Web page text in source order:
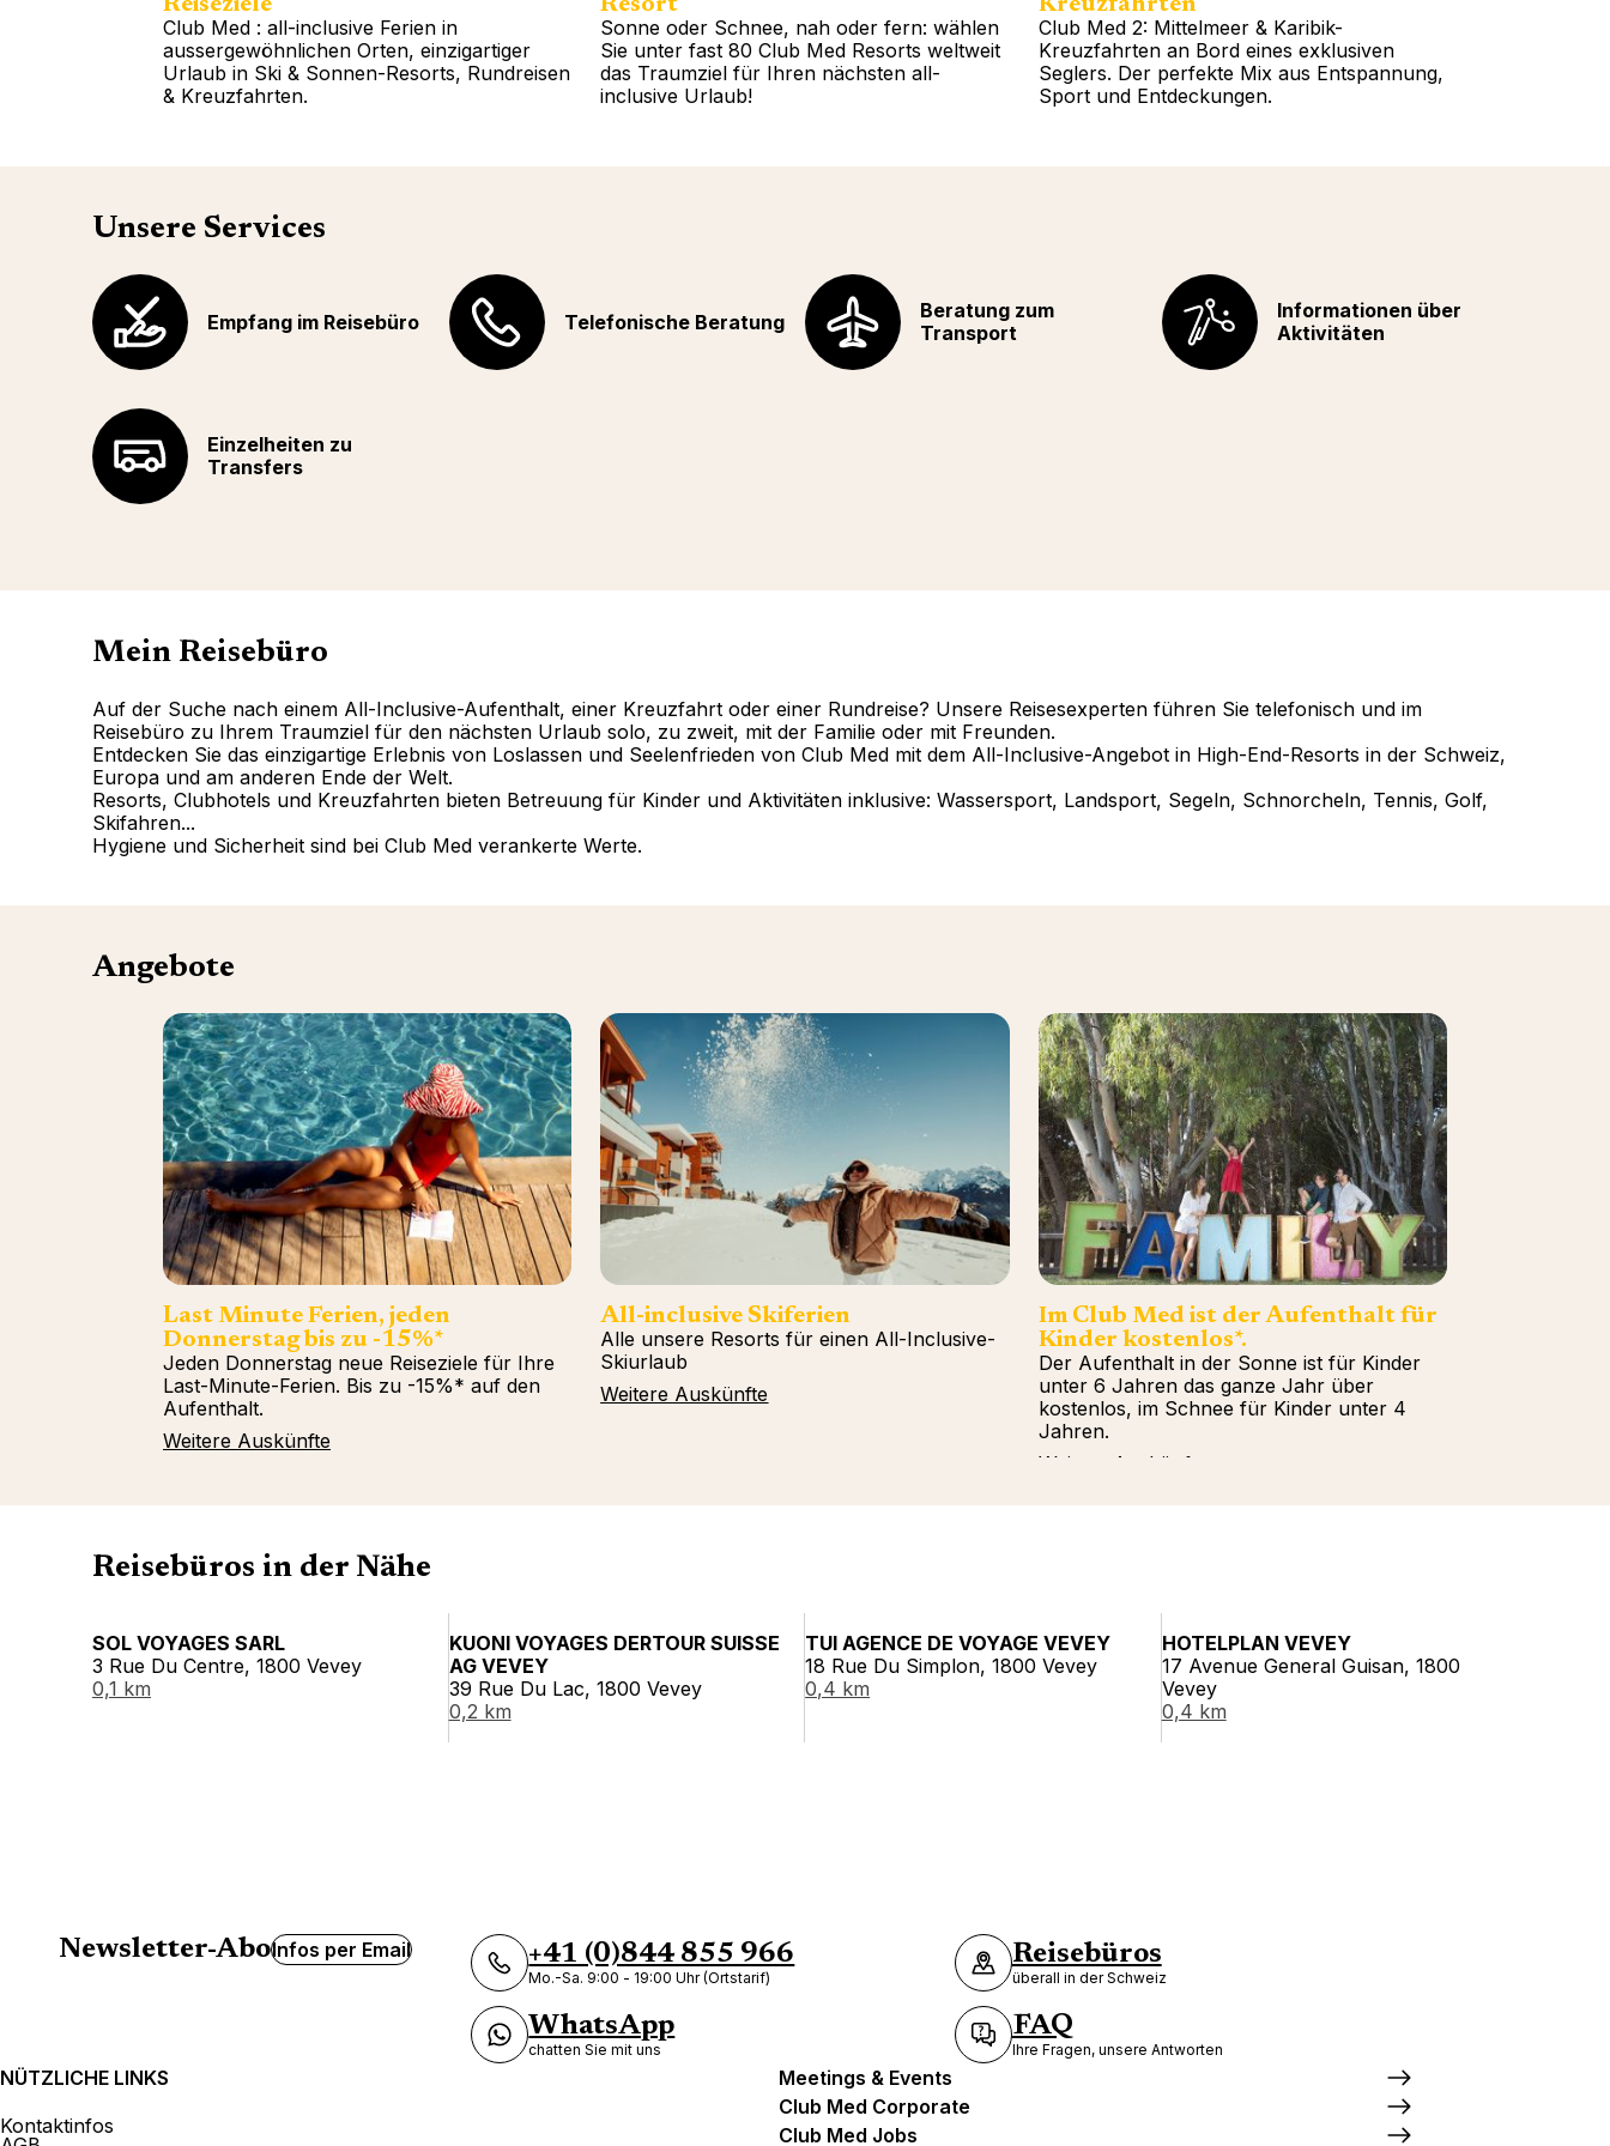
Club Med : all-inclusive Ferien in
aussergewöhnlichen Orten, einzigartiger
Urlaub in Ski & Sonnen-Resorts, Rundreisen
& Kreuzfahrten.
Sonne oder Schnee, nah oder fern: wählen
Sie unter fast 80 Club Med Resorts weltweit
das Traumziel für Ihren nächsten all-
inclusive Urlaub!
Club Med 2: Mittelmeer & Karibik-
Kreuzfahrten an Bord eines exklusiven
Seglers. Der perfekte Mix aus Entspannung,
Sport und Entdeckungen.
Unsere Services
Empfang im Reisebüro Telefonische Beratung
Beratung zum
Transport
Informationen über
Aktivitäten
Einzelheiten zu
Transfers
Mein Reisebüro
Auf der Suche nach einem All-Inclusive-Aufenthalt, einer Kreuzfahrt oder einer Rundreise? Unsere Reisesexperten führen Sie telefonisch und im
Reisebüro zu Ihrem Traumziel für den nächsten Urlaub solo, zu zweit, mit der Familie oder mit Freunden.
Entdecken Sie das einzigartige Erlebnis von Loslassen und Seelenfrieden von Club Med mit dem All-Inclusive-Angebot in High-End-Resorts in der Schweiz,
Europa und am anderen Ende der Welt.
Resorts, Clubhotels und Kreuzfahrten bieten Betreuung für Kinder und Aktivitäten inklusive: Wassersport, Landsport, Segeln, Schnorcheln, Tennis, Golf,
Skifahren...
Hygiene und Sicherheit sind bei Club Med verankerte Werte.
Angebote
Last Minute Ferien, jeden
Donnerstag bis zu -15%*
Jeden Donnerstag neue Reiseziele für Ihre
Last-Minute-Ferien. Bis zu -15%* auf den
Aufenthalt.
Weitere Auskünfte
All-inclusive Skiferien
Alle unsere Resorts für einen All-Inclusive-
Skiurlaub
Weitere Auskünfte
Im Club Med ist der Aufenthalt für
Kinder kostenlos*.
Der Aufenthalt in der Sonne ist für Kinder
unter 6 Jahren das ganze Jahr über
kostenlos, im Schnee für Kinder unter 4
Jahren.
Weitere Auskünfte
Reisebüros in der Nähe
SOL VOYAGES SARL
3 Rue Du Centre, 1800 Vevey
0,1 km
KUONI VOYAGES DERTOUR SUISSE
AG VEVEY
39 Rue Du Lac, 1800 Vevey
0,2 km
TUI AGENCE DE VOYAGE VEVEY
18 Rue Du Simplon, 1800 Vevey
0,4 km
HOTELPLAN VEVEY
17 Avenue General Guisan, 1800
Vevey
0,4 km
Newsletter-AboInfos per Email +41 (0)844 855 966
Mo.-Sa. 9:00 - 19:00 Uhr (Ortstarif)
Reisebüros
überall in der Schweiz
WhatsApp
chatten Sie mit uns
FAQ
Ihre Fragen, unsere Antworten
NÜTZLICHE LINKS
Kontaktinfos
Meetings & Events
Club Med Corporate
Club Med Jobs